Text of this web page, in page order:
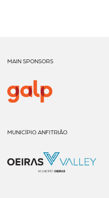
MAIN SPONSORS
MUNICÍPIO ANFITRIÃO